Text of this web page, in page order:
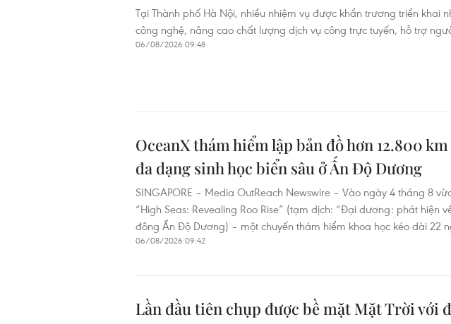
Tại Thành phố Hà Nội, nhiều nhiệm vụ được khẩn trương triển khai
công nghệ, nâng cao chất lượng dịch vụ công trực tuyến, hỗ trợ
06/08/2026 09:48
OceanX thám hiểm lập bản đồ hơn 12.800
đa dạng sinh học biển sâu ở Ấn Độ Dương
SINGAPORE – Media OutReach Newswire – Vào ngày 4 tháng 8
“High Seas: Revealing Roo Rise” (tạm dịch: “Đại dương: phát hiện
đông Ấn Độ Dương) – một chuyến thám hiểm khoa học kéo dài 22
06/08/2026 09:42
Lần đầu tiên chụp được bề mặt Mặt Trời với